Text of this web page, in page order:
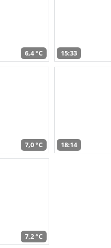
6,4 °C 15:33
7,0 °C 18:14
7,2 °C